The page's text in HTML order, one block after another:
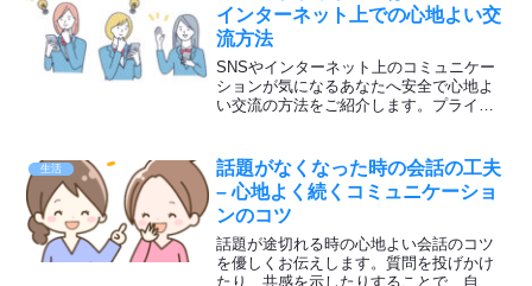
しんでください。
インターネット上での心地よい交
流方法
SNSやインターネット上のコミュニケー
ションが気になるあなたへ安全で心地よ
い交流の方法をご紹介します。プライバ
して交流し、素敵な友達との出会いを大
切にしてくださいね♪
生活
話題がなくなった時の会話の工夫
– 心地よく続くコミュニケーショ
ンのコツ
話題が途切れる時の心地よい会話のコツ
を優しくお伝えします。質問を投げかけ
たり、共感を示したりすることで、自然